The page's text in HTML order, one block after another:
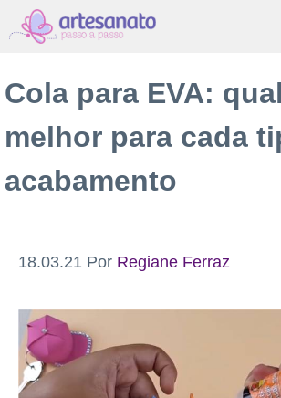
Pular
para
conteúdo
Cola para EVA:
melhor para cada
acabamento
18.03.21 Por Regiane Ferraz